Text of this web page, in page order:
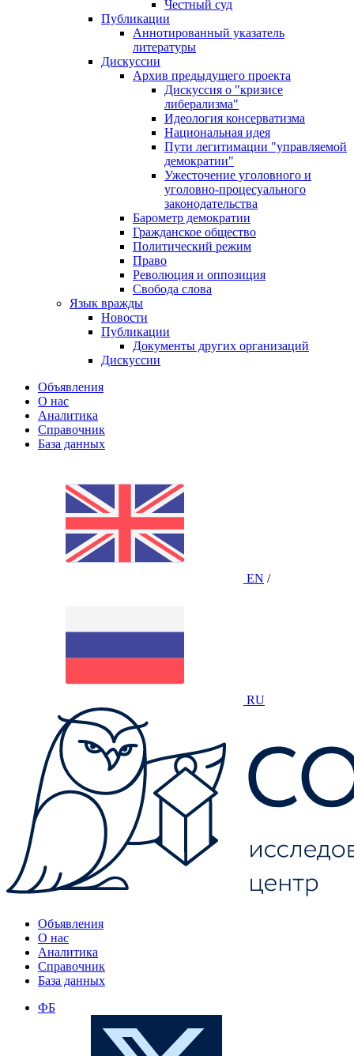
Честный суд
Публикации
Аннотированный указатель
литературы
Дискуссии
Архив предыдущего проекта
Дискуссия о "кризисе
либерализма"
Идеология консерватизма
Национальная идея
Пути легитимации "управляемой
демократии"
Ужесточение уголовного и
уголовно-процесуального
законодательства
Барометр демократии
Гражданское общество
Политический режим
Право
Революция и оппозиция
Свобода слова
Язык вражды
Новости
Публикации
Документы других организаций
Дискуссии
Объявления
О нас
Аналитика
Справочник
База данных
EN /
RU
Объявления
О нас
Аналитика
Справочник
База данных
ФБ